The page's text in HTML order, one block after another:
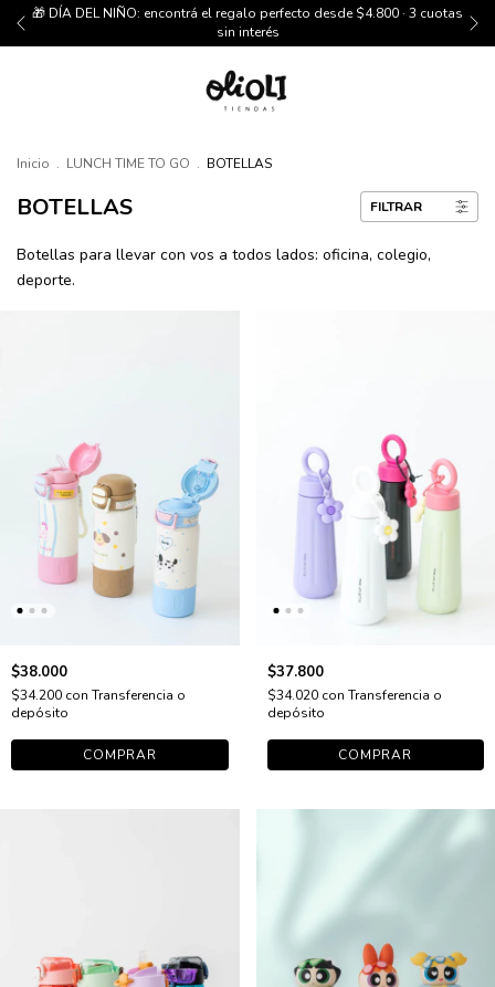
🎁 DÍA DEL NIÑO: encontrá el regalo perfecto desde $4.800 · 3 cuotas
sin interés
Inicio . LUNCH TIME TO GO . BOTELLAS
BOTELLAS FILTRAR
Botellas para llevar con vos a todos lados: oficina, colegio,
deporte.
$38.000
$34.200 con Transferencia o
depósito
COMPRAR
$37.800
$34.020 con Transferencia o
depósito
COMPRAR